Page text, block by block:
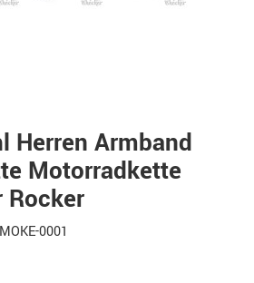
Herren Armband
Motorradkette
Rocker
0001